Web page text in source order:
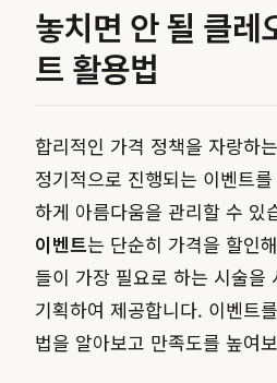
놓치면 안 될 클레
트 활용법
합리적인 가격 정책을 자랑하
정기적으로 진행되는 이벤트
하게 아름다움을 관리할 수 있
이벤트는 단순히 가격을 할인
들이 가장 필요로 하는 시술을
기획하여 제공합니다. 이벤트
법을 알아보고 만족도를 높여